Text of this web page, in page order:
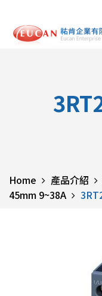
Home 產品介紹
45mm 9~38A